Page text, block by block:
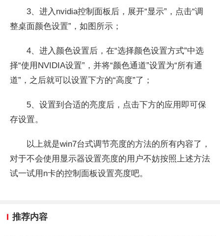
3、进入nvidia控制面板后，展开“显示”，点击“调
整桌面颜色设置”，如图所示；
4、进入颜色设置后，在“选择颜色设置方式”中选
择“使用NVIDIA设置”，并将“颜色通道”设置为“所有通
道”，之后就可以设置下方的“高度”了；
5、设置到合适的亮度后，点击下方的应用即可保
存设置。
以上就是win7台式调节亮度的方法的所有内容了，
对于不会使用显示器设置亮度的用户不妨按照上述方法
试一试用n卡的控制面板设置亮度吧。
推荐内容